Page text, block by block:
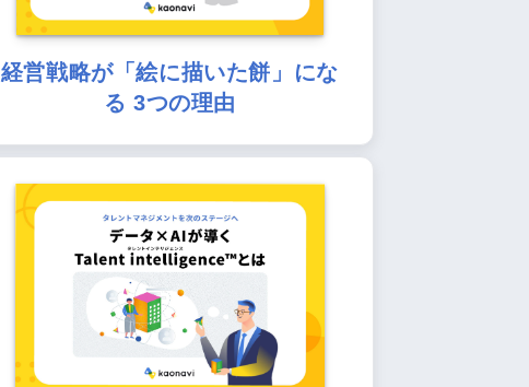
経営戦略が「絵に描いた餅」にな
る 3つの理由